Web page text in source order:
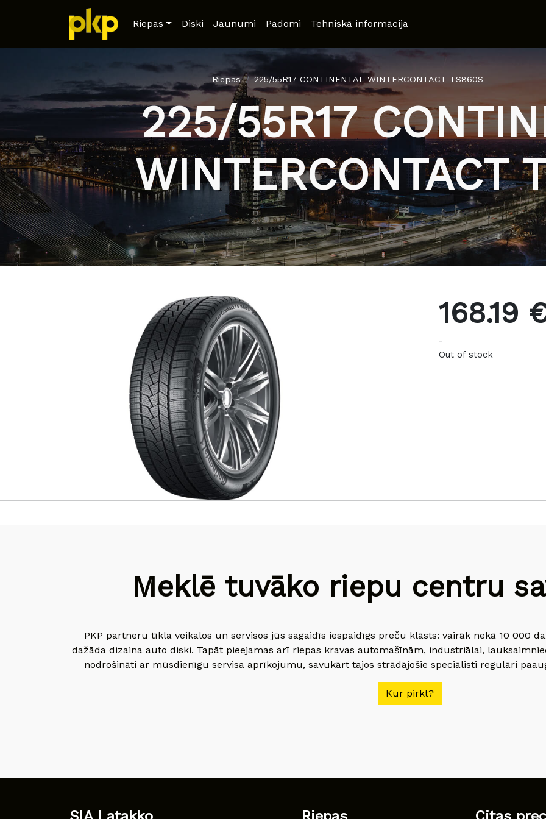
Riepas Diski Jaunumi Padomi Tehniskā informācija
Riepas 225/55R17 CONTINENTAL WINTERCONTACT TS860S
225/55R17
WINTERCONTACT
168.19
-
Out of stock
Meklē tuvāko riepu centru
PKP partneru tīkla veikalos un servisos jūs sagaidīs iespaidīgs preču klāsts: vairāk nekā 10 000
dažāda dizaina auto diski. Tapāt pieejamas arī riepas kravas automašīnām, industriālai,
nodrošināti ar mūsdienīgu servisa aprīkojumu, savukārt tajos strādājošie speciālisti regulāri
Kur pirkt?